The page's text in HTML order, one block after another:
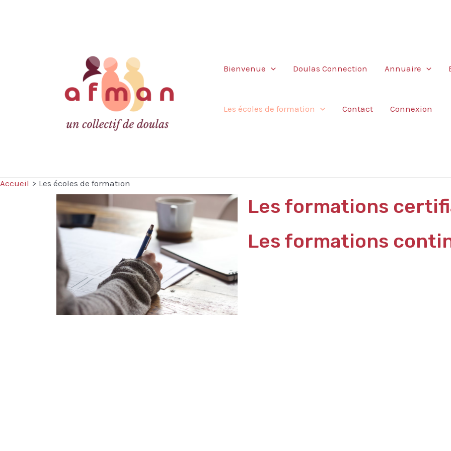
Bienvenue Doulas Connection Annuaire
Les écoles de formation Contact Connexion
Accueil Les écoles de formation
Les formations
Les formations